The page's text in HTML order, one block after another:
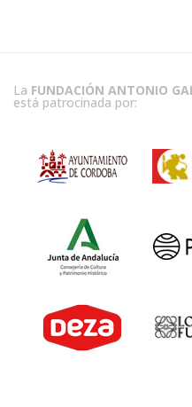
La FUNDACIÓN ANTONIO
está patrocinada por: